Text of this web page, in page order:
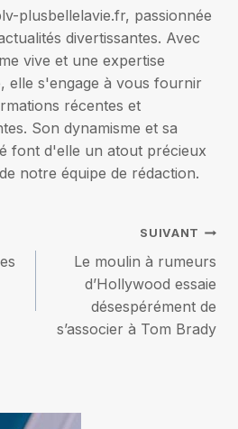
plusbellelavie.fr, passionnée
divertissantes. Avec
vive et une expertise
elle s'engage à vous fournir
récentes et
Son dynamisme et sa
font d'elle un atout précieux
notre équipe de rédaction.
SUIVANT
Le moulin à rumeurs
d’Hollywood essaie
désespérément de
s’associer à Tom Brady